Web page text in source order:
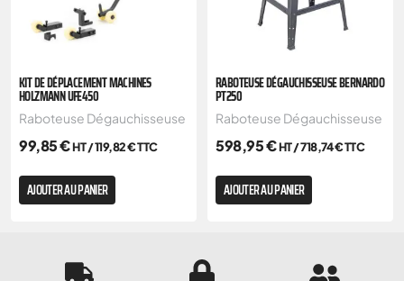
KIT DE DÉPLACEMENT MACHINES
HOLZMANN UFE450
Raboteuse Dégauchisseuse
99,85€HT /119,82€TTC
AJOUTER AU PANIER
RABOTEUSE DÉGAUCHISSEUSE BERNARDO
PT250
Raboteuse Dégauchisseuse
598,95€HT /718,74€TTC
AJOUTER AU PANIER